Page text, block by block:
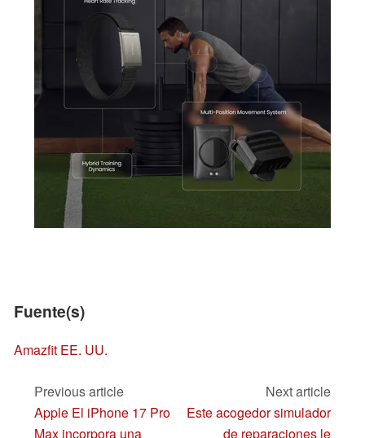
Fuente(s)
Amazfit EE. UU.
Previous article
Apple El iPhone 17 Pro
Max incorpora una
Next article
Este acogedor simulador
de reparaciones le